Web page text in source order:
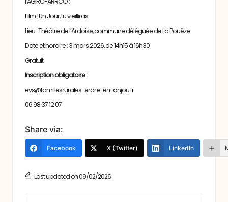
Film : Un Jour, tu vieilliras
Lieu : Théâtre de l’Ardoise, commune déléguée de La Pouëze
Date et horaire : 3 mars 2026, de 14h15 à 16h30
Gratuit
Inscription obligatoire :
evs@famillesrurales-erdre-en-anjou.fr
06 98 37 12 07
Share via:
Facebook X (Twitter) LinkedIn
Last updated on 09/02/2026